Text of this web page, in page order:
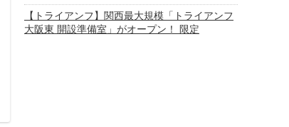
【トライアンフ】関西最大規模「トライアンフ
大阪東 開設準備室」がオープン！ 限定